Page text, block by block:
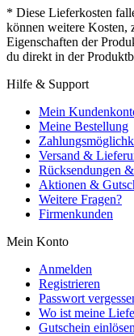
* Diese Lieferkosten
können weitere Kosten,
Eigenschaften der
du direkt in der
Hilfe & Support
Mein
Meine Bestellung
Versand &
Rücksendungen
Aktionen &
Weitere Fragen?
Firmenkunden
Mein Konto
Anmelden
Registrieren
Passwort
Wo ist meine
Gutschein einlösen